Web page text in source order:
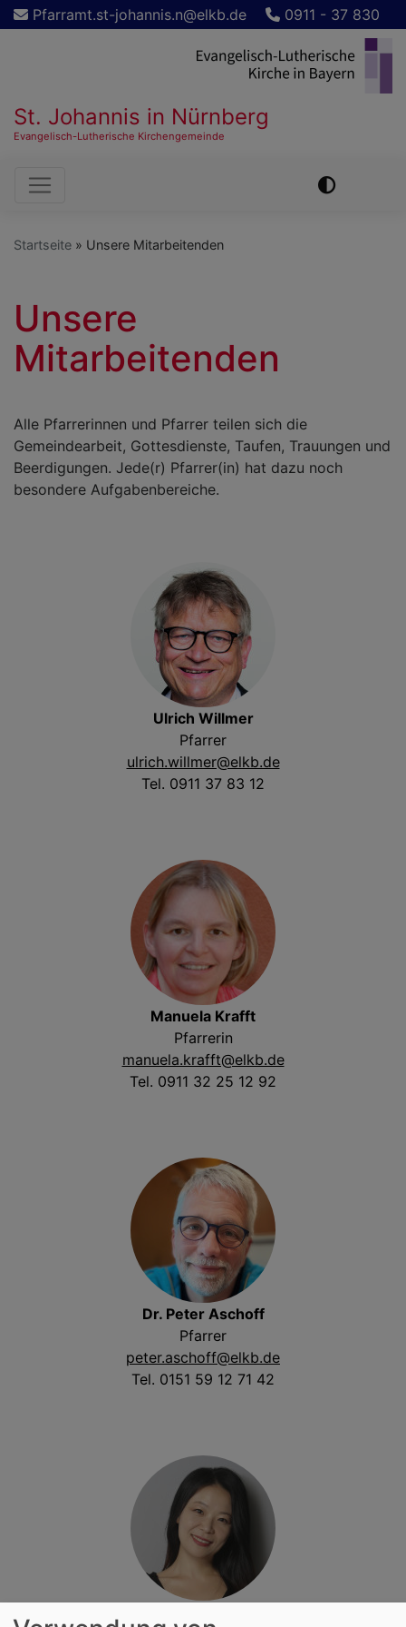
Direkt
zum
Pfarramt.st-johannis.n@elkb.de 0911 - 37 830
St. Johannis in Nürnberg
Evangelisch-Lutherische Kirchengemeinde
Hauptnavigation
Startseite Unsere Mitarbeitenden
Unsere
Mitarbeitenden
Alle Pfarrerinnen und Pfarrer teilen sich die
Gemeindearbeit, Gottesdienste, Taufen, Trauungen und
Beerdigungen. Jede(r) Pfarrer(in) hat dazu noch
besondere Aufgabenbereiche.
Ulrich Willmer
Pfarrer
ulrich.willmer@elkb.de
Tel. 0911 37 83 12
Manuela Krafft
Pfarrerin
manuela.krafft@elkb.de
Tel. 0911 32 25 12 92
Dr. Peter Aschoff
Pfarrer
peter.aschoff@elkb.de
Tel. 0151 59 12 71 42